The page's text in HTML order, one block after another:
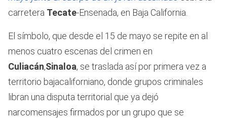
carretera Tecate-Ensenada, en Baja California.
El símbolo, que desde el 15 de mayo se repite en al
menos cuatro escenas del crimen en
Culiacán,Sinaloa, se traslada así por primera vez a
territorio bajacaliforniano, donde grupos criminales
libran una disputa territorial que ya dejó
narcomensajes firmados por un grupo que se